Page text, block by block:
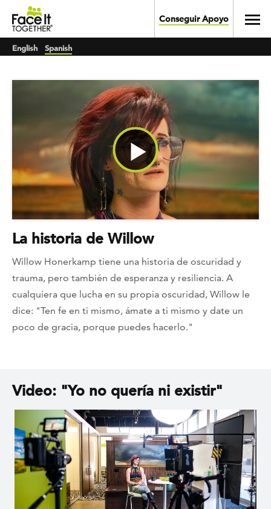
Skip to main content
Conseguir Apoyo
English Spanish
La historia de Willow
Willow Honerkamp tiene una historia de oscuridad y
trauma, pero también de esperanza y resiliencia. A
cualquiera que lucha en su propia oscuridad, Willow le
dice: "Ten fe en ti mismo, ámate a ti mismo y date un
poco de gracia, porque puedes hacerlo."
Video: "Yo no quería ni existir"